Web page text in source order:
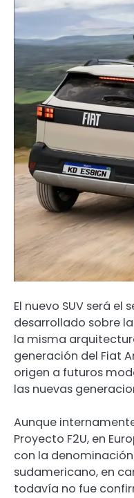
El nuevo SUV será el
desarrollado sobre
la misma
generación del Fiat
origen a futuros
las nuevas
Aunque
Proyecto F2U, en
con la
sudamericano, en
todavía no fue